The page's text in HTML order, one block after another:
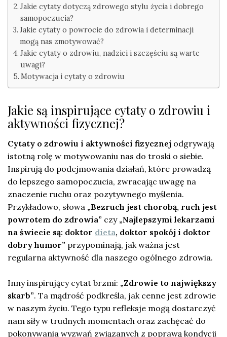
Jakie cytaty dotyczą zdrowego stylu życia i dobrego
samopoczucia?
Jakie cytaty o powrocie do zdrowia i determinacji
mogą nas zmotywować?
Jakie cytaty o zdrowiu, nadziei i szczęściu są warte
uwagi?
Motywacja i cytaty o zdrowiu
Jakie są inspirujące cytaty o zdrowiu i
aktywności fizycznej?
Cytaty o zdrowiu i aktywności fizycznej odgrywają
istotną rolę w motywowaniu nas do troski o siebie.
Inspirują do podejmowania działań, które prowadzą
do lepszego samopoczucia, zwracając uwagę na
znaczenie ruchu oraz pozytywnego myślenia.
Przykładowo, słowa „Bezruch jest chorobą, ruch jest
powrotem do zdrowia” czy „Najlepszymi lekarzami
na świecie są: doktor dieta, doktor spokój i doktor
dobry humor” przypominają, jak ważna jest
regularna aktywność dla naszego ogólnego zdrowia.
Inny inspirujący cytat brzmi: „Zdrowie to największy
skarb”. Ta mądrość podkreśla, jak cenne jest zdrowie
w naszym życiu. Tego typu refleksje mogą dostarczyć
nam siły w trudnych momentach oraz zachęcać do
pokonywania wyzwań związanych z poprawą kondycji